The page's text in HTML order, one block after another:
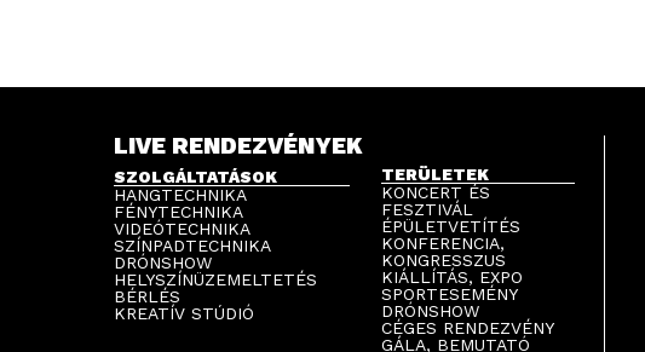
LIVE RENDEZVÉNYEK
SZOLGÁLTATÁSOK
HANGTECHNIKA
FÉNYTECHNIKA
VIDEÓTECHNIKA
SZÍNPADTECHNIKA
DRÓNSHOW
HELYSZÍNÜZEMELTETÉS
BÉRLÉS
KREATÍV STÚDIÓ
TERÜLETEK
KONCERT ÉS
FESZTIVÁL
ÉPÜLETVETÍTÉS
KONFERENCIA,
KONGRESSZUS
KIÁLLÍTÁS, EXPO
SPORTESEMÉNY
DRÓNSHOW
CÉGES RENDEZVÉNY
GÁLA, BEMUTATÓ